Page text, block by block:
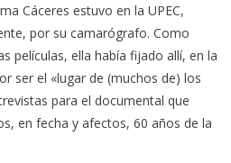
Cáceres estuvo en la UPEC,
por su camarógrafo. Como
películas, ella había fijado allí, en la
ser el «lugar de (muchos de) los
para el documental que
en fecha y afectos, 60 años de la